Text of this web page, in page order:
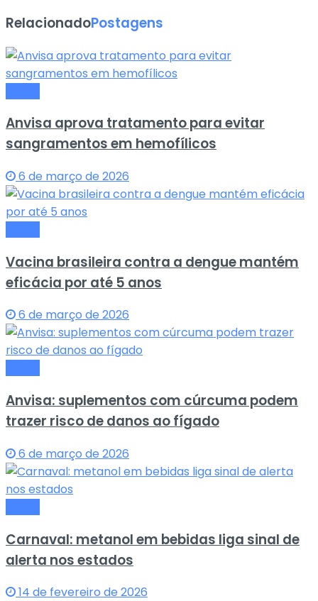
RelacionadoPostagens
Anvisa aprova tratamento para evitar
sangramentos em hemofílicos
6 de março de 2026
Vacina brasileira contra a dengue mantém
eficácia por até 5 anos
6 de março de 2026
Anvisa: suplementos com cúrcuma podem
trazer risco de danos ao fígado
6 de março de 2026
Carnaval: metanol em bebidas liga sinal de
alerta nos estados
14 de fevereiro de 2026